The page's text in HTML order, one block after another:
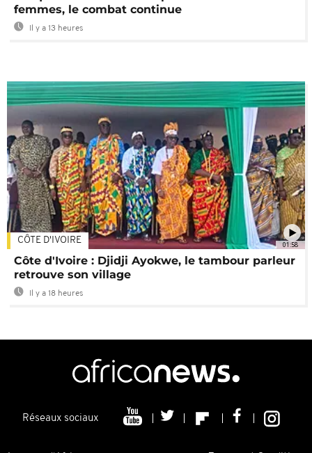
femmes, le combat continue
Il y a 13 heures
01:58
CÔTE D'IVOIRE
Côte d'Ivoire : Djidji Ayokwe, le tambour parleur
retrouve son village
Il y a 18 heures
Réseaux sociaux